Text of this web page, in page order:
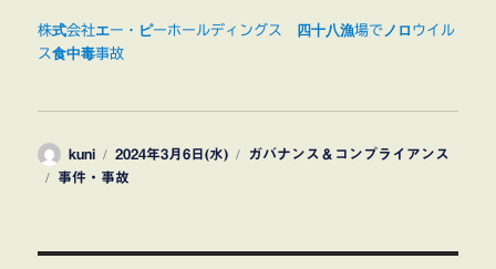
株式会社エー・ピーホールディングス 四十八漁場でノロウイル
ス食中毒事故
投
稿
kuni
投
稿
2024年3月6日(水)
カ
ガバナンス＆コンプライアンス
タ
事件・事故